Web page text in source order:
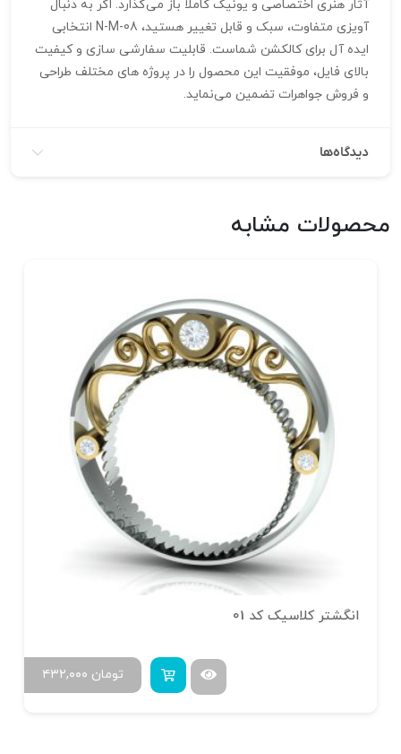
آثار هنری اختصاصی و یونیک کاملاً باز می‌گذارد. اگر به دنبال
آویزی متفاوت، سبک و قابل تغییر هستید، N-M-08 انتخابی
ایده‌ آل برای کالکشن شماست. قابلیت سفارشی‌ سازی و کیفیت
بالای فایل، موفقیت این محصول را در پروژه‌ های مختلف طراحی
و فروش جواهرات تضمین می‌نماید.
دیدگاه‌ها
محصولات مشابه
انگشتر کلاسیک کد 01
۴۳۲,۰۰۰ تومان